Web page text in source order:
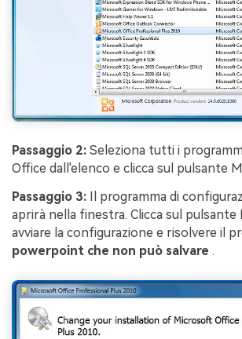
Passaggio 2: Seleziona tutti i
Office dall'elenco e clicca sul pulsante
Passaggio 3: Il programma di
aprirà nella finestra. Clicca sul pulsante
avviare la configurazione e risolvere il
powerpoint che non può salvare .